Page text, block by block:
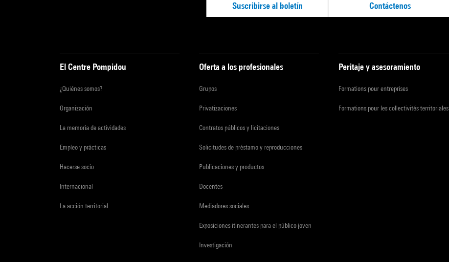
Suscribirse al boletín Contáctenos
El Centre Pompidou
¿Quiénes somos?
Organización
La memoria de actividades
Empleo y prácticas
Hacerse socio
Internacional
La acción territorial
Oferta a los profesionales
Grupos
Privatizaciones
Contratos públicos y licitaciones
Solicitudes de préstamo y reproducciones
Publicaciones y productos
Docentes
Mediadores sociales
Exposiciones itinerantes para el público joven
Investigación
Peritaje y asesoramiento
Formations pour entreprises
Formations pour les collectivités territoriales